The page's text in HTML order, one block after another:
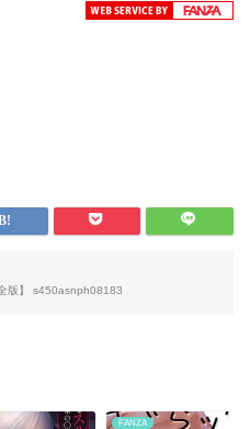
版】 s450asnph08183
FANZA